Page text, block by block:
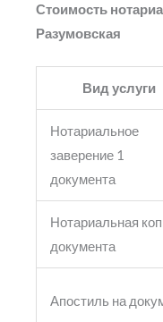
Стоимость
Разумовская
Вид услуги
Нотариальное
заверение 1
документа
Нотариальная
документа
Апостиль на